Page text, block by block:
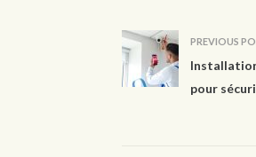
PREVIOUS
pour